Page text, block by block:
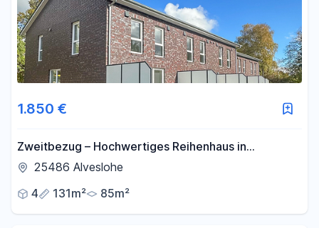
1.850 €
Zweitbezug – Hochwertiges Reihenhaus in
Alveslohe
25486 Alveslohe
4
131m² 85m²